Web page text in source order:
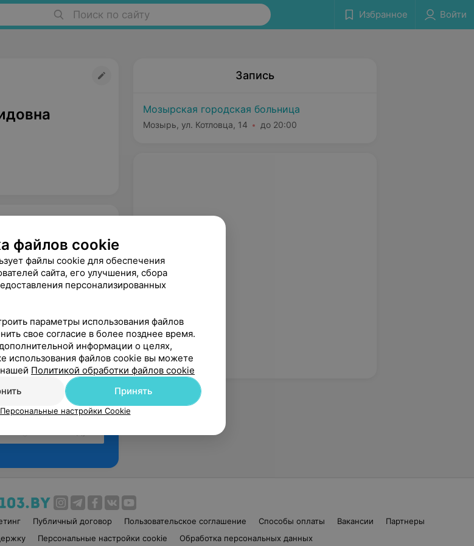
Поиск по сайту Избранное Войти
Запись
Мозырская городская больница
Мозырь, ул. Котловца, 14 до 20:00
Публичный договор Пользовательское соглашение Способы оплаты Вакансии
Партнеры
Персональные настройки cookie Обработка персональных данных
файлов cookie
файлы cookie для обеспечения
сайта, его улучшения, сбора
персонализированных
параметры использования файлов
свое согласие в более позднее время.
информации о целях,
использования файлов cookie вы можете
Политикой обработки файлов cookie
Принять
Персональные настройки Cookie